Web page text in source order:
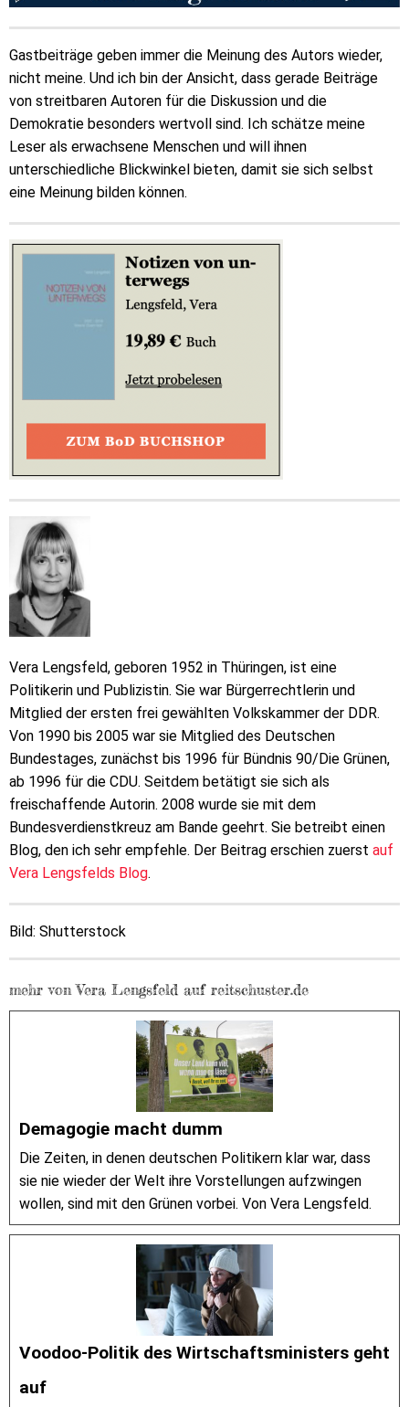
Gastbeiträge geben immer die Meinung des Autors wieder,
nicht meine. Und ich bin der Ansicht, dass gerade Beiträge
von streitbaren Autoren für die Diskussion und die
Demokratie besonders wertvoll sind. Ich schätze meine
Leser als erwachsene Menschen und will ihnen
unterschiedliche Blickwinkel bieten, damit sie sich selbst
eine Meinung bilden können.
Vera Lengsfeld, geboren 1952 in Thüringen, ist eine
Politikerin und Publizistin. Sie war Bürgerrechtlerin und
Mitglied der ersten frei gewählten Volkskammer der DDR.
Von 1990 bis 2005 war sie Mitglied des Deutschen
Bundestages, zunächst bis 1996 für Bündnis 90/Die Grünen,
ab 1996 für die CDU. Seitdem betätigt sie sich als
freischaffende Autorin. 2008 wurde sie mit dem
Bundesverdienstkreuz am Bande geehrt. Sie betreibt einen
Blog, den ich sehr empfehle. Der Beitrag erschien zuerst auf
Vera Lengsfelds Blog.
Bild: Shutterstock
mehr von Vera Lengsfeld auf reitschuster.de
Demagogie macht dumm
Die Zeiten, in denen deutschen Politikern klar war, dass
sie nie wieder der Welt ihre Vorstellungen aufzwingen
wollen, sind mit den Grünen vorbei. Von Vera Lengsfeld.
Voodoo-Politik des Wirtschaftsministers geht
auf